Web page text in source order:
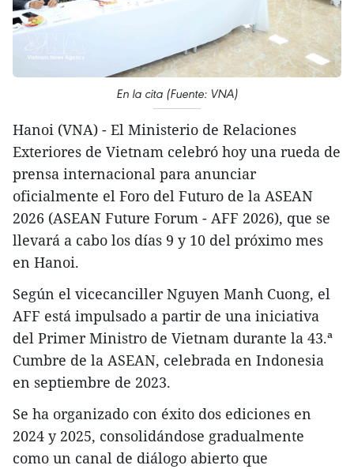
En la cita (Fuente: VNA)
Hanoi (VNA) - El Ministerio de Relaciones
Exteriores de Vietnam celebró hoy una rueda de
prensa internacional para anunciar
oficialmente el Foro del Futuro de la ASEAN
2026 (ASEAN Future Forum - AFF 2026), que se
llevará a cabo los días 9 y 10 del próximo mes
en Hanoi.
Según el vicecanciller Nguyen Manh Cuong, el
AFF está impulsado a partir de una iniciativa
del Primer Ministro de Vietnam durante la 43.ª
Cumbre de la ASEAN, celebrada en Indonesia
en septiembre de 2023.
Se ha organizado con éxito dos ediciones en
2024 y 2025, consolidándose gradualmente
como un canal de diálogo abierto que